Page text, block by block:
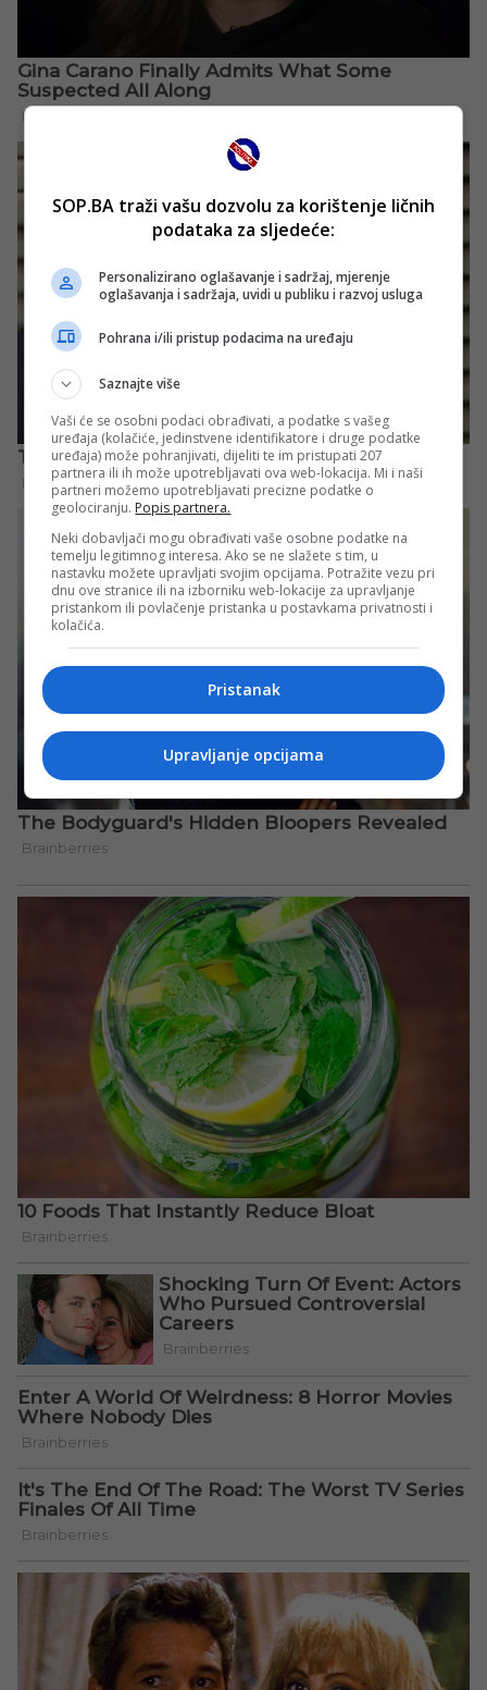
SOP.BA traži vašu dozvolu za korištenje ličnih
podataka za sljedeće:
Personalizirano oglašavanje i sadržaj, mjerenje
oglašavanja i sadržaja, uvidi u publiku i razvoj usluga
Pohrana i/ili pristup podacima na uređaju
Saznajte više
Vaši će se osobni podaci obrađivati, a podatke s vašeg
uređaja (kolačiće, jedinstvene identifikatore i druge podatke
uređaja) može pohranjivati, dijeliti te im pristupati 207
partnera ili ih može upotrebljavati ova web-lokacija. Mi i naši
partneri možemo upotrebljavati precizne podatke o
geolociranju. Popis partnera.
Neki dobavljači mogu obrađivati vaše osobne podatke na
temelju legitimnog interesa. Ako se ne slažete s tim, u
nastavku možete upravljati svojim opcijama. Potražite vezu pri
dnu ove stranice ili na izborniku web-lokacije za upravljanje
pristankom ili povlačenje pristanka u postavkama privatnosti i
kolačića.
Pristanak
Upravljanje opcijama